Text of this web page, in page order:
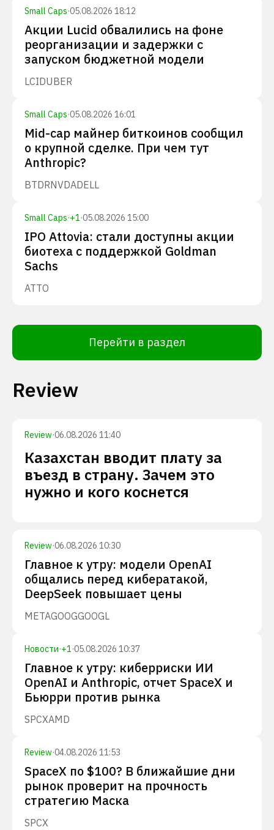
Small Caps·05.08.2026 18:12
Акции Lucid обвалились на фоне
реорганизации и задержки с
запуском бюджетной модели
LCIDUBER
Small Caps·05.08.2026 16:01
Mid-cap майнер биткоинов сообщил
о крупной сделке. При чем тут
Anthropic?
BTDRNVDADELL
Small Caps·+1·05.08.2026 15:00
IPO Attovia: стали доступны акции
биотеха с поддержкой Goldman
Sachs
ATTO
Перейти в раздел
Review
Review·06.08.2026 11:40
Казахстан вводит плату за
въезд в страну. Зачем это
нужно и кого коснется
Review·06.08.2026 10:30
Главное к утру: модели OpenAI
общались перед кибератакой,
DeepSeek повышает цены
METAGOOGGOOGL
Новости·+1·05.08.2026 10:37
Главное к утру: киберриски ИИ
OpenAI и Anthropic, отчет SpaceX и
Бьюрри против рынка
SPCXAMD
Review·04.08.2026 11:53
SpaceX по $100? В ближайшие дни
рынок проверит на прочность
стратегию Маска
SPCX